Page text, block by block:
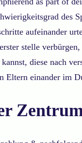
des
aufeinander
stelle
diese nach
Eltern einander im